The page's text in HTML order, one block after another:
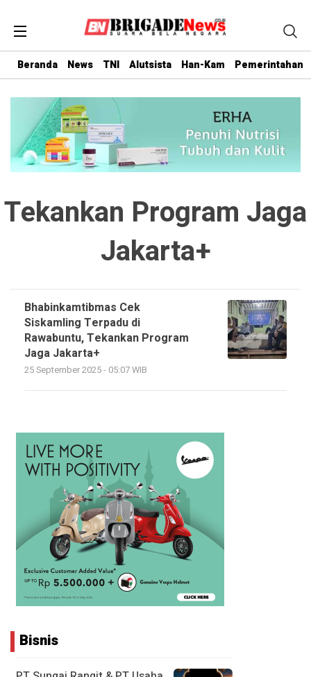
Beranda News TNI Alutsista Han-Kam Pemerintahan
Tekankan Program Jaga
Jakarta+
Bhabinkamtibmas Cek
Siskamling Terpadu di
Rawabuntu, Tekankan Program
Jaga Jakarta+
25 September 2025 - 05:07 WIB
Bisnis